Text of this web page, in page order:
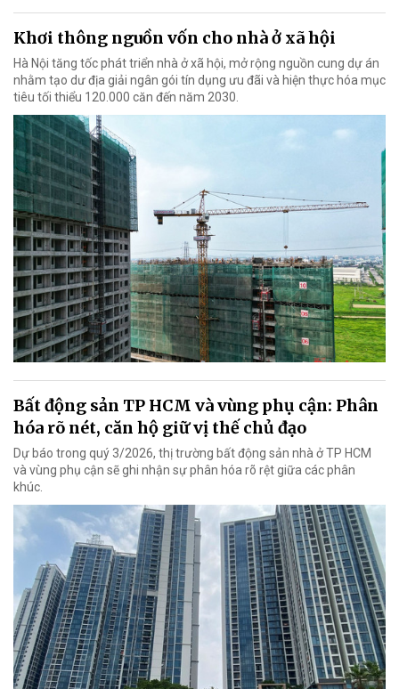
Khơi thông nguồn vốn cho nhà ở xã hội
Hà Nội tăng tốc phát triển nhà ở xã hội, mở rộng nguồn cung dự án
nhằm tạo dư địa giải ngân gói tín dụng ưu đãi và hiện thực hóa mục
tiêu tối thiểu 120.000 căn đến năm 2030.
Bất động sản TP HCM và vùng phụ cận: Phân
hóa rõ nét, căn hộ giữ vị thế chủ đạo
Dự báo trong quý 3/2026, thị trường bất động sản nhà ở TP HCM
và vùng phụ cận sẽ ghi nhận sự phân hóa rõ rệt giữa các phân
khúc.